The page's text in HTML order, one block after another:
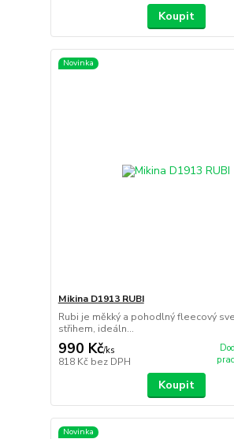
Koupit
Novinka
Mikina D1913 RUBI
Rubi je měkký a pohodlný fleecový
střihem, ideáln...
990 Kč/ks
818 Kč bez DPH
Koupit
Novinka